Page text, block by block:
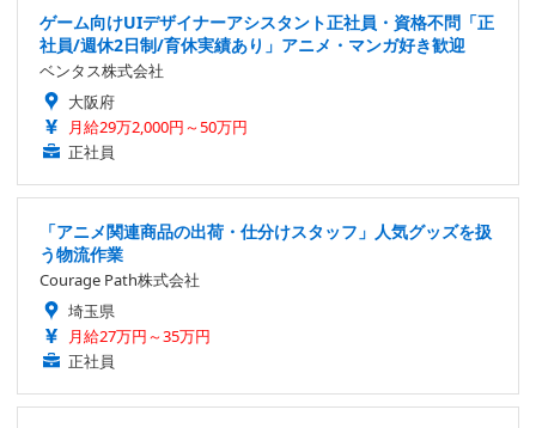
ゲーム向けUIデザイナーアシスタント正社員・資格不問「正
社員/週休2日制/育休実績あり」アニメ・マンガ好き歓迎
ベンタス株式会社
大阪府
月給29万2,000円～50万円
正社員
「アニメ関連商品の出荷・仕分けスタッフ」人気グッズを扱
う物流作業
Courage Path株式会社
埼玉県
月給27万円～35万円
正社員